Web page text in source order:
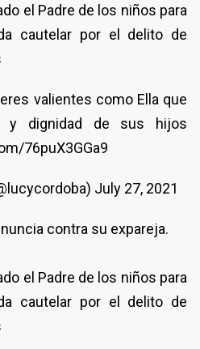
el Padre de los niños para
cautelar por el delito de
valientes como Ella que
y dignidad de sus hijos
76puX3GGa9
July 27, 2021
contra su expareja.
el Padre de los niños para
cautelar por el delito de